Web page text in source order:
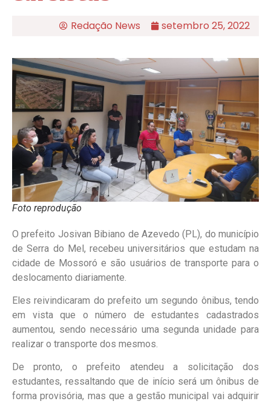
Redação News setembro 25, 2022
Foto reprodução
O prefeito Josivan Bibiano de Azevedo (PL), do município
de Serra do Mel, recebeu universitários que estudam na
cidade de Mossoró e são usuários de transporte para o
deslocamento diariamente.
Eles reivindicaram do prefeito um segundo ônibus, tendo
em vista que o número de estudantes cadastrados
aumentou, sendo necessário uma segunda unidade para
realizar o transporte dos mesmos.
De pronto, o prefeito atendeu a solicitação dos
estudantes, ressaltando que de início será um ônibus de
forma provisória, mas que a gestão municipal vai adquirir